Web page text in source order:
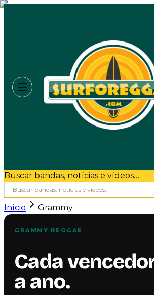
Buscar bandas, notícias e vídeos…
Início Grammy
GRAMMY REGGAE
Cada
a ano.